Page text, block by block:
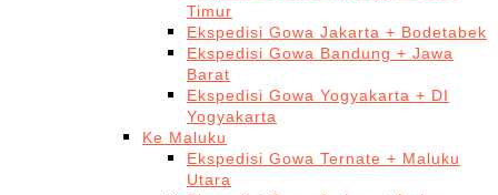
Timur
Ekspedisi Gowa Jakarta + Bodetabek
Ekspedisi Gowa Bandung + Jawa
Barat
Ekspedisi Gowa Yogyakarta + DI
Yogyakarta
Ke Maluku
Ekspedisi Gowa Ternate + Maluku
Utara